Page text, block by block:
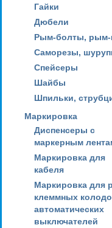
Гайки
Дюбели
Рым-болты, рым-
Саморезы,
Спейсеры
Шайбы
Шпильки,
Маркировка
Диспенсеры с
маркерным
Маркировка для
кабеля
Маркировка для
клеммных
автоматических
выключателей